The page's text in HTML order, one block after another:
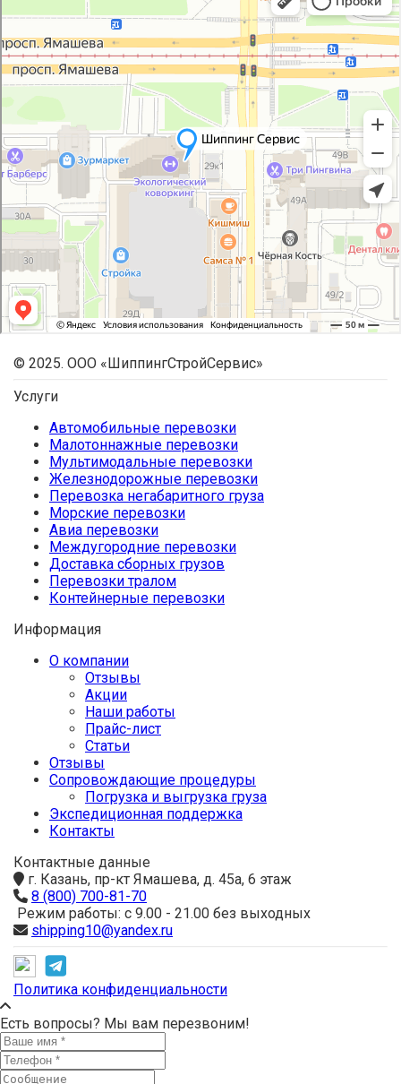
© 2025. ООО «ШиппингСтройСервис»
Услуги
Автомобильные перевозки
Малотоннажные перевозки
Мультимодальные перевозки
Железнодорожные перевозки
Перевозка негабаритного груза
Морские перевозки
Авиа перевозки
Междугородние перевозки
Доставка сборных грузов
Перевозки тралом
Контейнерные перевозки
Информация
О компании
Отзывы
Акции
Наши работы
Прайс-лист
Статьи
Отзывы
Сопровождающие процедуры
Погрузка и выгрузка груза
Экспедиционная поддержка
Контакты
Контактные данные
г. Казань, пр-кт Ямашева, д. 45а, 6 этаж
8 (800) 700-81-70
Режим работы: с 9.00 - 21.00 без выходных
shipping10@yandex.ru
Политика конфиденциальности
Есть вопросы? Мы вам перезвоним!